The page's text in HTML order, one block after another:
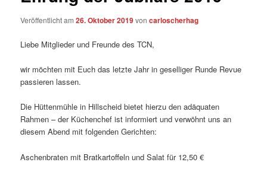
Veröffentlicht am26. Oktober 2019voncarloscherhag
Liebe Mitglieder und Freunde des TCN,
wir möchten mit Euch das letzte Jahr in geselliger Runde Revue
passieren lassen.
Die Hüttenmühle in Hillscheid bietet hierzu den adäquaten
Rahmen – der Küchenchef ist informiert und verwöhnt uns an
diesem Abend mit folgenden Gerichten:
Aschenbraten mit Bratkartoffeln und Salat für 12,50 €